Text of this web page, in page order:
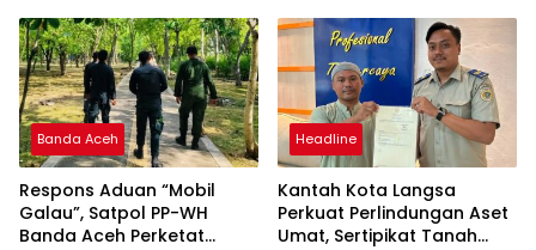
Banda Aceh
Respons Aduan “Mobil
Galau”, Satpol PP-WH
Banda Aceh Perketat
Headline
Kantah Kota Langsa
Perkuat Perlindungan Aset
Umat, Sertipikat Tanah